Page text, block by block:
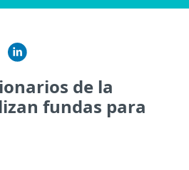
de la
fundas para